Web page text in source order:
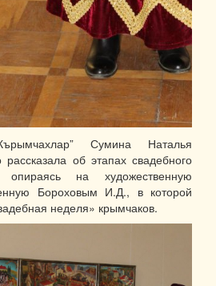
Сумина Наталья
рассказала об этапах свадебного
на художественную
Бороховым И.Д., в которой
неделя» крымчаков.